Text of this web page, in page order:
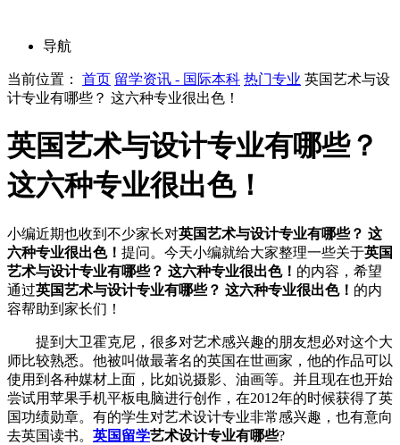
导航
当前位置： 首页 留学资讯 - 国际本科 热门专业 英国艺术与设
计专业有哪些？ 这六种专业很出色！
英国艺术与设计专业有哪些？
这六种专业很出色！
小编近期也收到不少家长对英国艺术与设计专业有哪些？ 这
六种专业很出色！ 提问。今天小编就给大家整理一些关于英国
艺术与设计专业有哪些？ 这六种专业很出色！ 的内容，希望
通过英国艺术与设计专业有哪些？ 这六种专业很出色！ 的内
容帮助到家长们！
提到大卫霍克尼，很多对艺术感兴趣的朋友想必对这个大
师比较熟悉。他被叫做最著名的英国在世画家，他的作品可以
使用到各种媒材上面，比如说摄影、油画等。并且现在也开始
尝试用苹果手机平板电脑进行创作，在2012年的时候获得了英
国功绩勋章。有的学生对艺术设计专业非常感兴趣，也有意向
去英国读书。 英国留学艺术设计专业有哪些?